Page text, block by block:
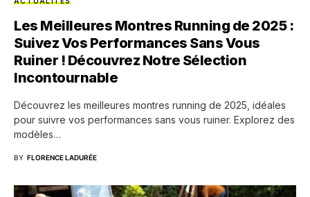
Les Meilleures Montres Running de 2025 :
Suivez Vos Performances Sans Vous
Ruiner ! Découvrez Notre Sélection
Incontournable
Découvrez les meilleures montres running de 2025, idéales
pour suivre vos performances sans vous ruiner. Explorez des
modèles…
BY FLORENCE LADURÉE